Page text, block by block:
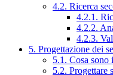
4.2. Ricerca
4.2.1.
4.2.2.
4.2.3.
5. Progettazione dei
5.1. Cosa sono
5.2. Progettare